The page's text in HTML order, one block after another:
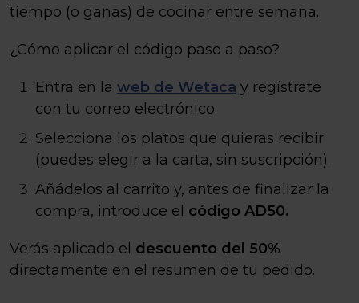
tiempo (o ganas) de cocinar entre semana.
¿Cómo aplicar el código paso a paso?
Entra en la web de Wetaca y regístrate
con tu correo electrónico.
Selecciona los platos que quieras recibir
(puedes elegir a la carta, sin suscripción).
Añádelos al carrito y, antes de finalizar la
compra, introduce el código AD50.
Verás aplicado el descuento del 50%
directamente en el resumen de tu pedido.